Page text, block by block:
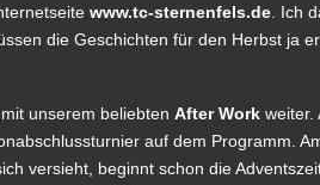
www.tc-sternenfels.de . Ich
die Geschichten für den Herbst ja
unserem beliebten After Work weiter.
auf dem Programm.
versieht, beginnt schon die